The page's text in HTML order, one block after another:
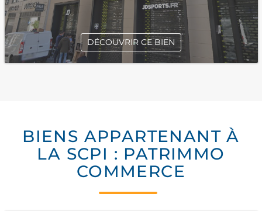
DÉCOUVRIR CE BIEN
BIENS APPARTENANT À
LA SCPI : PATRIMMO
COMMERCE